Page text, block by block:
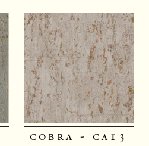
cobra - ca13